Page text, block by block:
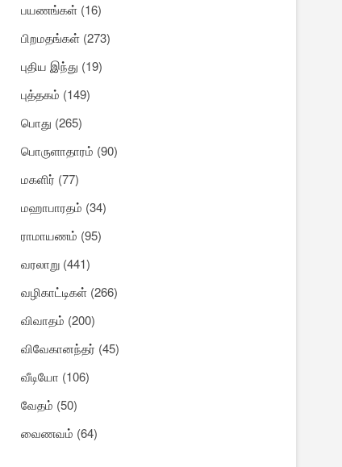
பயணங்கள் (16)
பிறமதங்கள் (273)
புதிய இந்து (19)
புத்தகம் (149)
பொது (265)
பொருளாதாரம் (90)
மகளிர் (77)
மஹாபாரதம் (34)
ராமாயணம் (95)
வரலாறு (441)
வழிகாட்டிகள் (266)
விவாதம் (200)
விவேகானந்தர் (45)
வீடியோ (106)
வேதம் (50)
வைணவம் (64)